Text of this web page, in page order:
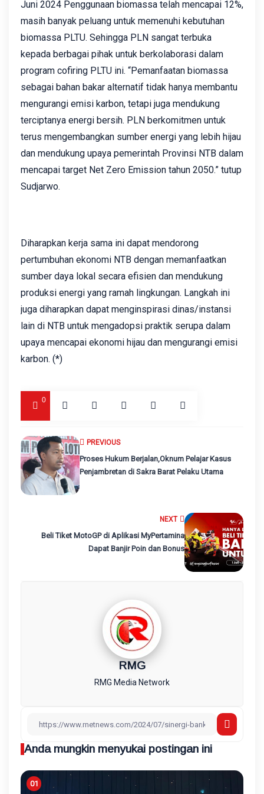
Juni 2024 Penggunaan biomassa telah mencapai 12%,
masih banyak peluang untuk memenuhi kebutuhan
biomassa PLTU. Sehingga PLN sangat terbuka
kepada berbagai pihak untuk berkolaborasi dalam
program cofiring PLTU ini. “Pemanfaatan biomassa
sebagai bahan bakar alternatif tidak hanya membantu
mengurangi emisi karbon, tetapi juga mendukung
terciptanya energi bersih. PLN berkomitmen untuk
terus mengembangkan sumber energi yang lebih hijau
dan mendukung upaya pemerintah Provinsi NTB dalam
mencapai target Net Zero Emission tahun 2050.” tutup
Sudjarwo.
Diharapkan kerja sama ini dapat mendorong
pertumbuhan ekonomi NTB dengan memanfaatkan
sumber daya lokal secara efisien dan mendukung
produksi energi yang ramah lingkungan. Langkah ini
juga diharapkan dapat menginspirasi dinas/instansi
lain di NTB untuk mengadopsi praktik serupa dalam
upaya mencapai ekonomi hijau dan mengurangi emisi
karbon. (*)
0
NEXT
Beli Tiket MotoGP di Aplikasi MyPertamina
Dapat Banjir Poin dan Bonus
PREVIOUS
Proses Hukum Berjalan,Oknum Pelajar Kasus
Penjambretan di Sakra Barat Pelaku Utama‎
RMG
RMG Media Network
Anda mungkin menyukai postingan ini